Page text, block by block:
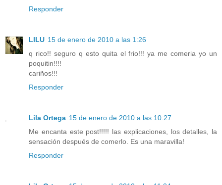
Responder
LILU 15 de enero de 2010 a las 1:26
q rico!! seguro q esto quita el frio!!! ya me comeria yo un
poquitin!!!!
cariños!!!
Responder
Lila Ortega 15 de enero de 2010 a las 10:27
Me encanta este post!!!!! las explicaciones, los detalles, la
sensación después de comerlo. Es una maravilla!
Responder